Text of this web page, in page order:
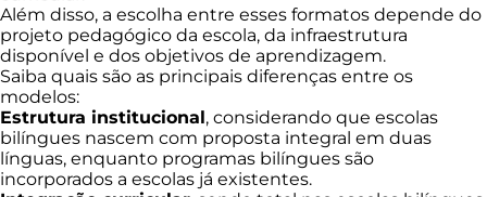
Além disso, a escolha entre esses formatos depende do
projeto pedagógico da escola, da infraestrutura
disponível e dos objetivos de aprendizagem.
Saiba quais são as principais diferenças entre os
modelos:
Estrutura institucional, considerando que escolas
bilíngues nascem com proposta integral em duas
línguas, enquanto programas bilíngues são
incorporados a escolas já existentes.